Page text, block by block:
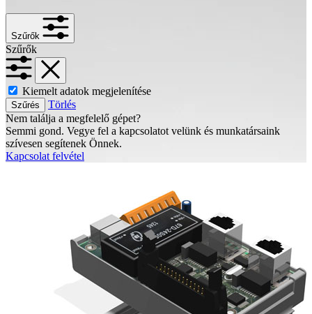
Szűrők
Szűrők
Kiemelt adatok megjelenítése
Szűrés
Törlés
Nem találja a megfelelő gépet?
Semmi gond. Vegye fel a kapcsolatot velünk és munkatársaink
szívesen segítenek Önnek.
Kapcsolat felvétel